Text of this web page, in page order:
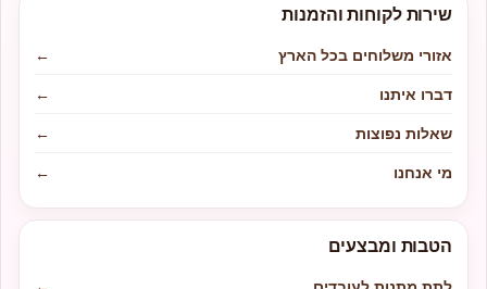
שירות לקוחות והזמנות
אזורי משלוחים בכל הארץ
←
דברו איתנו
←
שאלות נפוצות
←
מי אנחנו
←
הטבות ומבצעים